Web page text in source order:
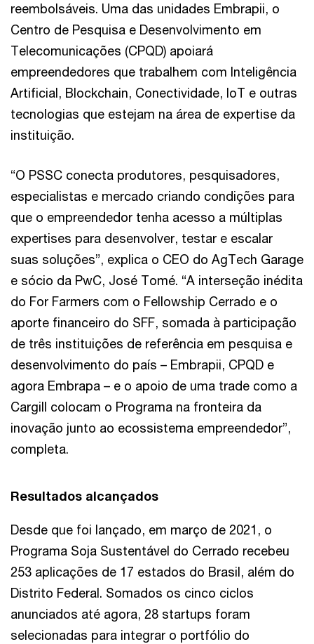
reembolsáveis. Uma das unidades Embrapii, o
Centro de Pesquisa e Desenvolvimento em
Telecomunicações (CPQD) apoiará
empreendedores que trabalhem com Inteligência
Artificial, Blockchain, Conectividade, IoT e outras
tecnologias que estejam na área de expertise da
instituição.
“O PSSC conecta produtores, pesquisadores,
especialistas e mercado criando condições para
que o empreendedor tenha acesso a múltiplas
expertises para desenvolver, testar e escalar
suas soluções”, explica o CEO do AgTech Garage
e sócio da PwC, José Tomé. “A interseção inédita
do For Farmers com o Fellowship Cerrado e o
aporte financeiro do SFF, somada à participação
de três instituições de referência em pesquisa e
desenvolvimento do país – Embrapii, CPQD e
agora Embrapa – e o apoio de uma trade como a
Cargill colocam o Programa na fronteira da
inovação junto ao ecossistema empreendedor”,
completa.
Resultados alcançados
Desde que foi lançado, em março de 2021, o
Programa Soja Sustentável do Cerrado recebeu
253 aplicações de 17 estados do Brasil, além do
Distrito Federal. Somados os cinco ciclos
anunciados até agora, 28 startups foram
selecionadas para integrar o portfólio do